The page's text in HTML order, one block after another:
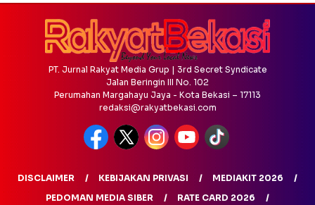
PT. Jurnal Rakyat Media Grup | 3rd Secret Syndicate
Jalan Beringin III No. 102
Perumahan Margahayu Jaya - Kota Bekasi – 17113
redaksi@rakyatbekasi.com
DISCLAIMER KEBIJAKAN PRIVASI
MEDIAKIT 2026
PEDOMAN MEDIA SIBER
RATE CARD 2026